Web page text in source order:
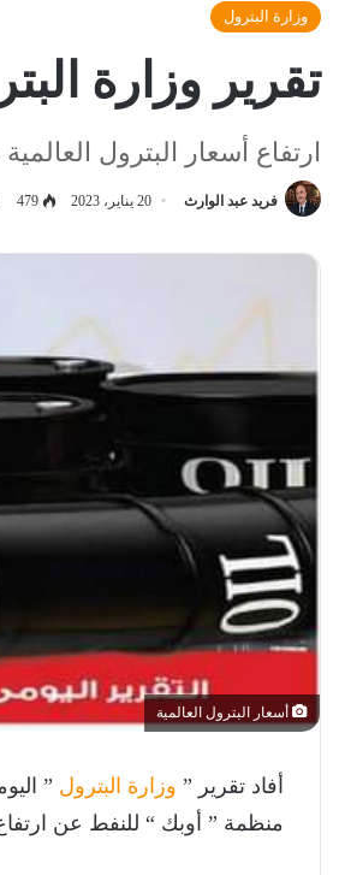
وزارة البترول
تقرير وزارة
ارتفاع أسعار البترول
فريد عبد الوارث 20 يناير، 2023 479
أسعار البترول العالمية
أفاد تقرير ” وزارة البترول ”
منظمة ” أوبك “ للنفط عن